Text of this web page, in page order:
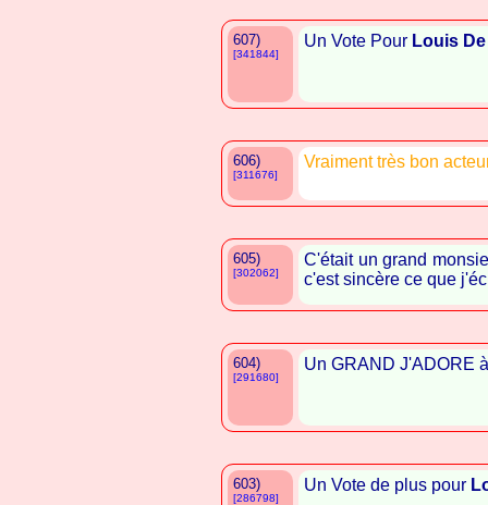
607)
[341844]
Un Vote Pour Louis
606)
[311676]
Vraiment très bon
605)
[302062]
C'était un grand
c'est sincère ce que
604)
[291680]
Un GRAND J'ADORE
603)
[286798]
Un Vote de plus pour